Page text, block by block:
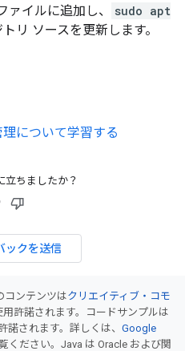
ァイルに追加し、
sudo apt
リ ソースを更新します。
について学習する
立ちましたか？
ックを送信
コンテンツはクリエイティブ・コモ
用許諾されます。コードサンプルは
諾されます。詳しくは、 Google
ください。Java は Oracle および関